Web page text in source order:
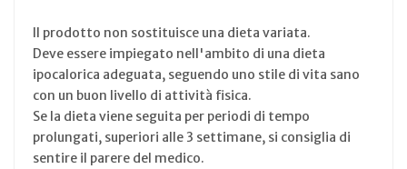
Il prodotto non sostituisce una dieta variata.
Deve essere impiegato nell'ambito di una dieta
ipocalorica adeguata, seguendo uno stile di vita sano
con un buon livello di attività fisica.
Se la dieta viene seguita per periodi di tempo
prolungati, superiori alle 3 settimane, si consiglia di
sentire il parere del medico.